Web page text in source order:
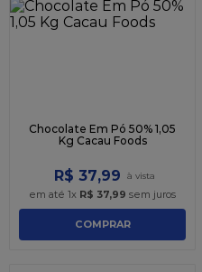
Chocolate Em Pó 50% 1,05
Kg Cacau Foods
R$ 37,99
em até 1x R$ 37,99 sem juros
COMPRAR
9º
caixa kraft